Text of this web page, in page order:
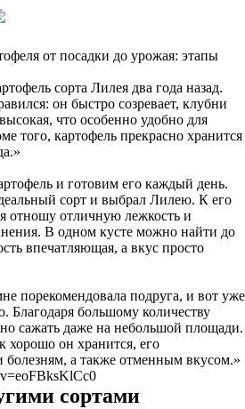
от посадки до урожая: этапы
сорта Лилея два года назад.
он быстро созревает, клубни
что особенно удобно для
того, картофель прекрасно хранится
и готовим его каждый день.
сорт и выбрал Лилею. К его
отношу отличную лежкость и
В одном кусте можно найти до
впечатляющая, а вкус просто
порекомендовала подруга, и вот уже
Благодаря большому количеству
сажать даже на небольшой площади.
хорошо он хранится, его
болезням, а также отменным вкусом.»
сортами